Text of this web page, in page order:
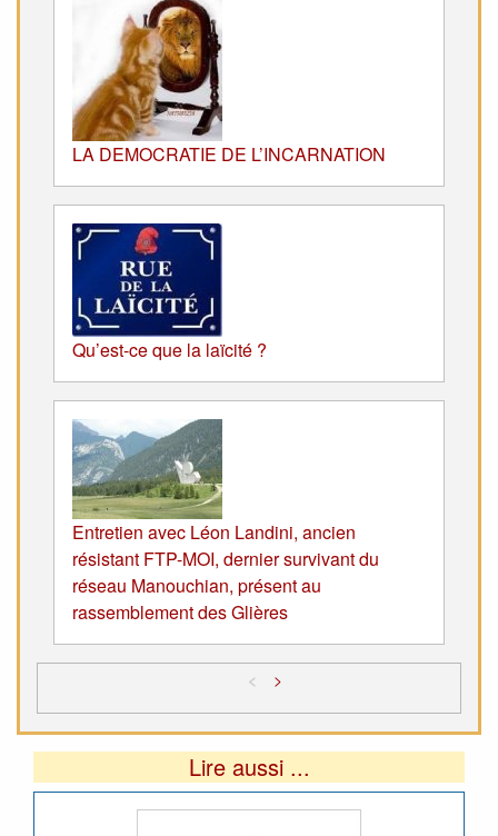
LA DEMOCRATIE DE L’INCARNATION
Qu’est-ce que la laïcité ?
Entretien avec Léon Landini, ancien
résistant FTP-MOI, dernier survivant du
réseau Manouchian, présent au
rassemblement des Glières
< >
Lire aussi ...